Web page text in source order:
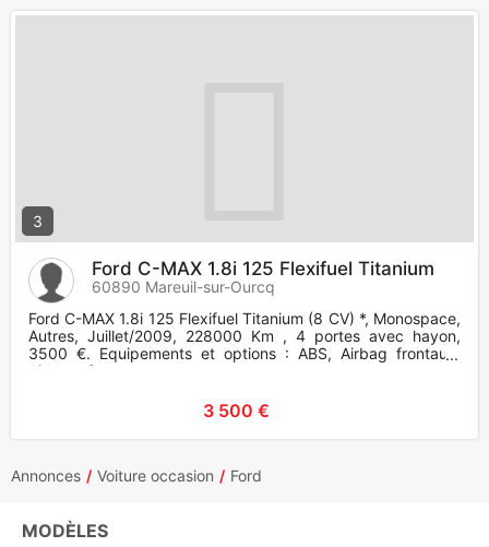
3
Ford C-MAX 1.8i 125 Flexifuel Titanium
60890 Mareuil-sur-Ourcq
Ford C-MAX 1.8i 125 Flexifuel Titanium (8 CV) *, Monospace,
Autres, Juillet/2009, 228000 Km , 4 portes avec hayon,
3500 €. Equipements et options : ABS, Airbag frontaux,
Airbags f
3 500 €
Annonces Voiture occasion Ford
MODÈLES